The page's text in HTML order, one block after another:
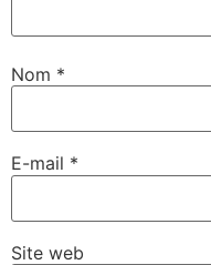
Nom *
E-mail *
Site web